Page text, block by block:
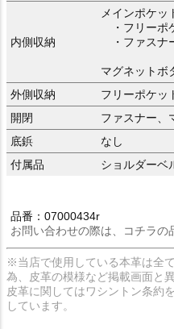
内側収納
メインポケッ
・フリーポ
・ファスナ
マグネットボ
外側収納
フリーポケッ
開閉
ファスナー、
底鋲
なし
付属品
ショルダーベ
品番：07000434r
お問い合わせの際は、コチラの
※当店で使用している本革は全
為、皮革の模様など掲載画面と
皮革に関してはワシントン条約
しています。